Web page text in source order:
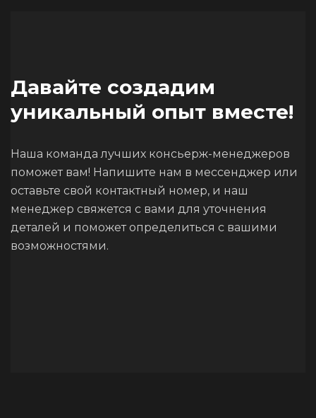
Давайте создадим
уникальный опыт вместе!
Наша команда лучших консьерж-менеджеров
поможет вам! Напишите нам в мессенджер или
оставьте свой контактный номер, и наш
менеджер свяжется с вами для уточнения
деталей и поможет определиться с вашими
возможностями.